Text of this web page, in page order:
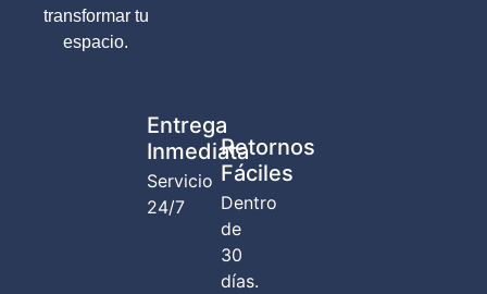
transformar tu
espacio.
Entrega
Inmediata
Servicio
24/7
Retornos
Fáciles
Dentro
de
30
días.